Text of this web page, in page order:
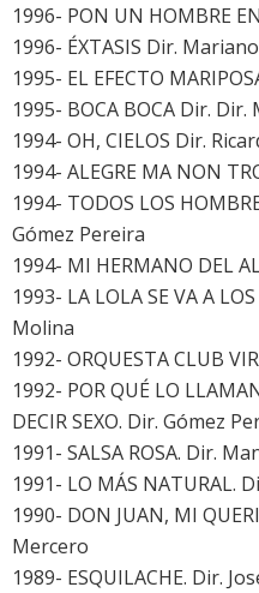
1996- PON UN HOMBRE
1996- ÉXTASIS Dir.
1995- EL EFECTO
1995- BOCA BOCA Dir.
1994- OH, CIELOS Dir.
1994- ALEGRE MA NON
1994- TODOS LOS
Gómez Pereira
1994- MI HERMANO DEL
1993- LA LOLA SE VA A
Molina
1992- ORQUESTA CLUB
1992- POR QUÉ LO
DECIR SEXO. Dir. Gómez
1991- SALSA ROSA. Dir.
1991- LO MÁS NATURAL.
1990- DON JUAN, MI
Mercero
1989- ESQUILACHE. Dir.